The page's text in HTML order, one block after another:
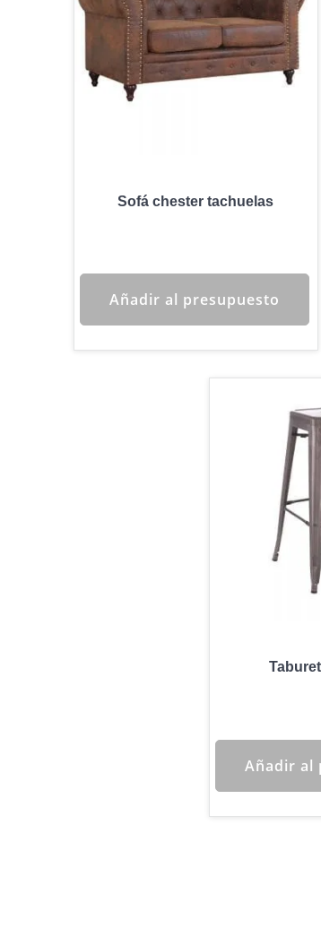
Sofá chester tachuelas
Añadir al presupuesto
Añadir al